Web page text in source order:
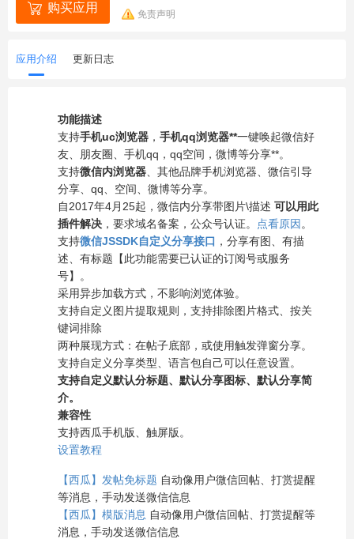
购买应用 免责声明
应用介绍 更新日志
功能描述
支持手机uc浏览器 ， 手机qq浏览器**一键唤起微信好
友、朋友圈、手机qq，qq空间，微博等分享**。
支持微信内浏览器 、其他品牌手机浏览器、微信引导
分享、qq、空间、微博等分享。
自2017年4月25起，微信内分享带图片\描述 可以用此
插件解决 ，要求域名备案，公众号认证。 点看原因 。
支持微信JSSDK自定义分享接口 ，分享有图、有描
述、有标题【此功能需要已认证的订阅号或服务
号】。
采用异步加载方式，不影响浏览体验。
支持自定义图片提取规则，支持排除图片格式、按关
键词排除
两种展现方式：在帖子底部，或使用触发弹窗分享。
支持自定义分享类型、语言包自己可以任意设置。
支持自定义默认分标题、默认分享图标、默认分享简
介。
兼容性
支持西瓜手机版、触屏版。
设置教程
【西瓜】发帖免标题 自动像用户微信回帖、打赏提醒
等消息，手动发送微信信息
【西瓜】模版消息 自动像用户微信回帖、打赏提醒等
消息，手动发送微信信息